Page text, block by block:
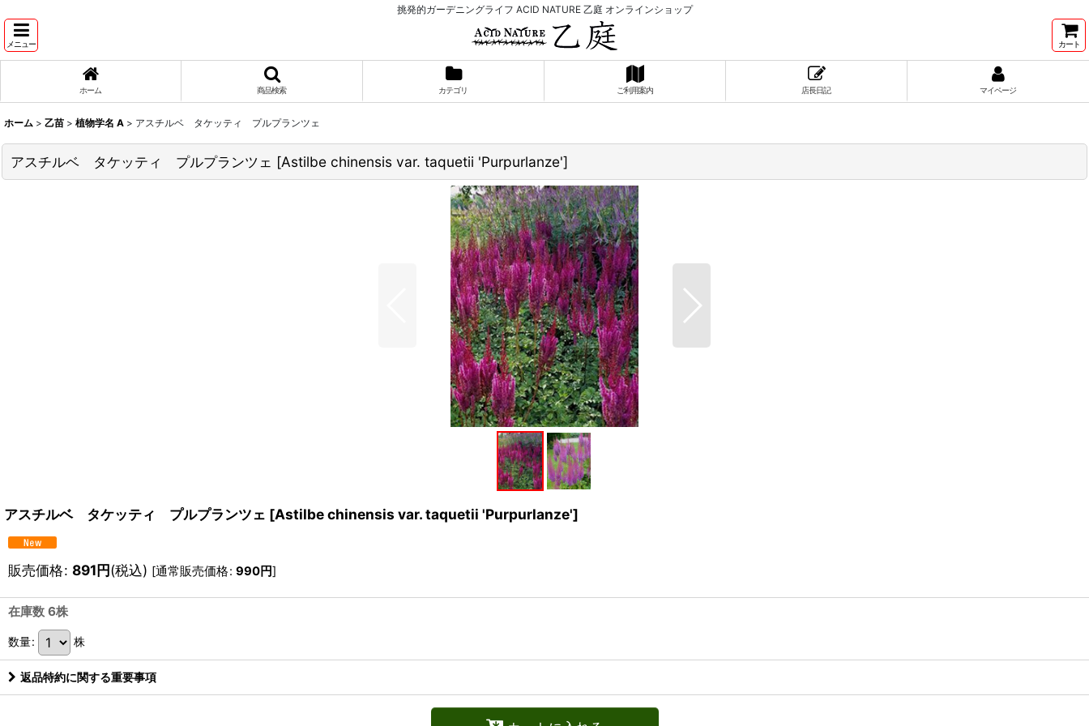
挑発的ガーデニングライフ ACID NATURE 乙庭 オンラインショップ
メニュー カート
ホーム 商品検索 カテゴリ ご利用案内 店長日記 マイページ
ホーム > 乙苗 > 植物学名 A > アスチルベ タケッティ プルプランツェ
アスチルベ タケッティ プルプランツェ [Astilbe chinensis var. taquetii 'Purpurlanze']
アスチルベ タケッティ プルプランツェ [Astilbe chinensis var. taquetii 'Purpurlanze']
販売価格: 891円(税込) [通常販売価格: 990円]
在庫数 6株
数量: 株
返品特約に関する重要事項